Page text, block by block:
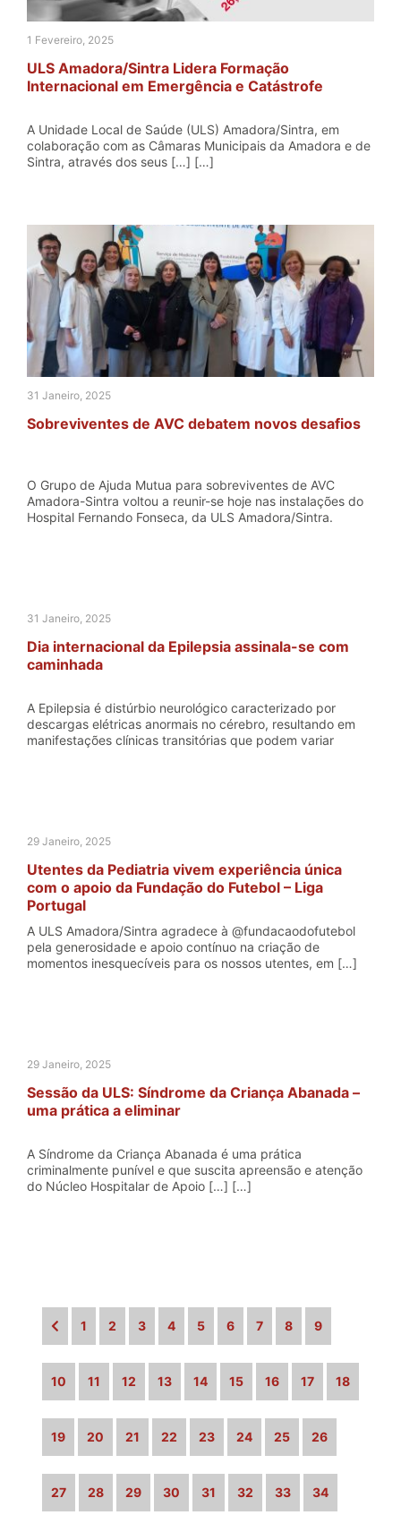
1 Fevereiro, 2025
ULS Amadora/Sintra Lidera Formação
Internacional em Emergência e Catástrofe
A Unidade Local de Saúde (ULS) Amadora/Sintra, em
colaboração com as Câmaras Municipais da Amadora e de
Sintra, através dos seus […] […]
31 Janeiro, 2025
Sobreviventes de AVC debatem novos desafios
O Grupo de Ajuda Mutua para sobreviventes de AVC
Amadora-Sintra voltou a reunir-se hoje nas instalações do
Hospital Fernando Fonseca, da ULS Amadora/Sintra.
31 Janeiro, 2025
Dia internacional da Epilepsia assinala-se com
caminhada
A Epilepsia é distúrbio neurológico caracterizado por
descargas elétricas anormais no cérebro, resultando em
manifestações clínicas transitórias que podem variar
29 Janeiro, 2025
Utentes da Pediatria vivem experiência única
com o apoio da Fundação do Futebol – Liga
Portugal
A ULS Amadora/Sintra agradece à @fundacaodofutebol
pela generosidade e apoio contínuo na criação de
momentos inesquecíveis para os nossos utentes, em […]
29 Janeiro, 2025
Sessão da ULS: Síndrome da Criança Abanada –
uma prática a eliminar
A Síndrome da Criança Abanada é uma prática
criminalmente punível e que suscita apreensão e atenção
do Núcleo Hospitalar de Apoio […] […]
1 2 3 4 5 6 7 8 9
10 11 12 13 14 15 16 17 18
19 20 21 22 23 24 25 26
27 28 29 30 31 32 33 34